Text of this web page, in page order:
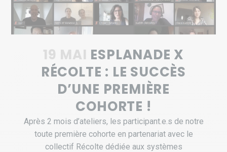
19 MAI ESPLANADE X
RÉCOLTE : LE SUCCÈS
D’UNE PREMIÈRE
COHORTE !
Après 2 mois d’ateliers, les participant.e.s de notre
toute première cohorte en partenariat avec le
collectif Récolte dédiée aux systèmes